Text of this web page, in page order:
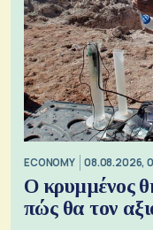
ECONOMY 08.08.2026,
Ο κρυμμένος
πώς θα τον